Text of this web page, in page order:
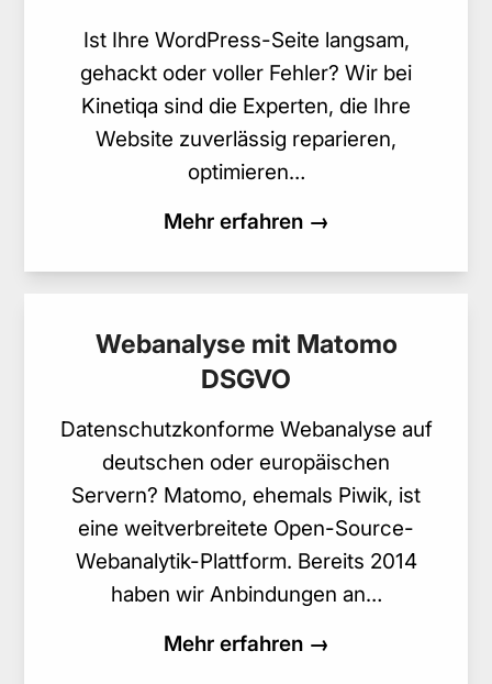
Ist Ihre WordPress-Seite langsam,
gehackt oder voller Fehler? Wir bei
Kinetiqa sind die Experten, die Ihre
Website zuverlässig reparieren,
optimieren…
Mehr erfahren →
Webanalyse mit Matomo
DSGVO
Datenschutzkonforme Webanalyse auf
deutschen oder europäischen
Servern? Matomo, ehemals Piwik, ist
eine weitverbreitete Open-Source-
Webanalytik-Plattform. Bereits 2014
haben wir Anbindungen an…
Mehr erfahren →